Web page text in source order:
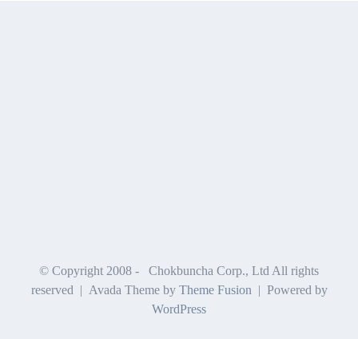
© Copyright 2008 -
Chokbuncha Corp., Ltd All rights
reserved | Avada Theme by Theme Fusion | Powered by
WordPress